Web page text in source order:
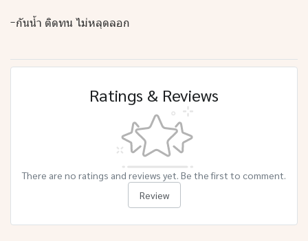
-กันน้ำ ติดทน ไม่หลุดลอก
Ratings & Reviews
There are no ratings and reviews yet. Be the first to comment.
Review